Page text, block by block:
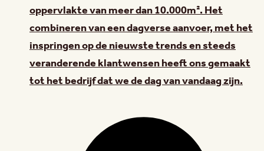
oppervlakte van meer dan 10.000m². Het
combineren van een dagverse aanvoer, met het
inspringen op de nieuwste trends en steeds
veranderende klantwensen heeft ons gemaakt
tot het bedrijf dat we de dag van vandaag zijn.